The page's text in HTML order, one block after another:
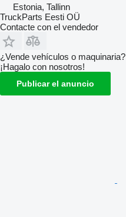
Estonia, Tallinn
TruckParts Eesti OÜ
Contacte con el vendedor
¿Vende vehículos o maquinaria?
¡Hagalo con nosotros!
Publicar el anuncio